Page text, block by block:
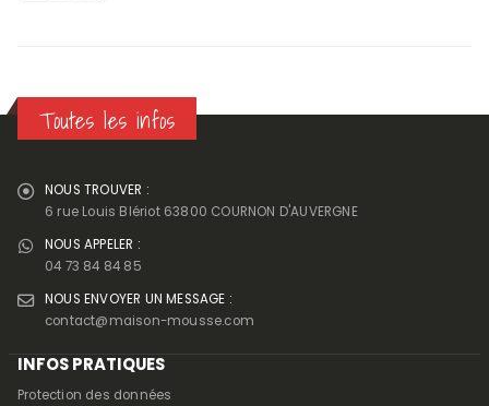
Toutes les infos
NOUS TROUVER :
6 rue Louis Blériot 63800 COURNON D'AUVERGNE
NOUS APPELER :
04 73 84 84 85
NOUS ENVOYER UN MESSAGE :
contact@maison-mousse.com
INFOS PRATIQUES
Protection des données